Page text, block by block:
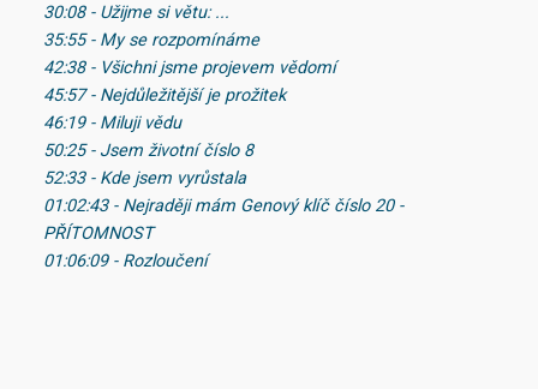
30:08 - Užijme si větu: ...
35:55 - My se rozpomínáme
42:38 - Všichni jsme projevem vědomí
45:57 - Nejdůležitější je prožitek
46:19 - Miluji vědu
50:25 - Jsem životní číslo 8
52:33 - Kde jsem vyrůstala
01:02:43 - Nejraději mám Genový klíč číslo 20 -
PŘÍTOMNOST
01:06:09 - Rozloučení